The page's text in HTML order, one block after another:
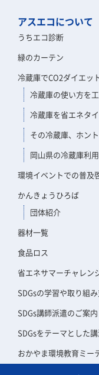
アスエコについて
うちエコ診断
緑のカーテン
冷蔵庫でCO2ダイエッ
冷蔵庫の使い方を
冷蔵庫を省エネタ
その冷蔵庫、ホン
岡山県の冷蔵庫利
環境イベントでの普及
かんきょうひろば
団体紹介
器材一覧
食品ロス
省エネサマーチャレン
SDGsの学習や取り組
SDGs講師派遣のご案内
SDGsをテーマとした
おかやま環境教育ミー